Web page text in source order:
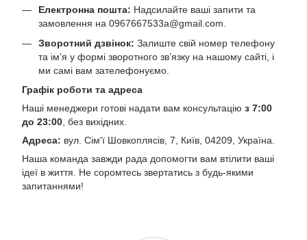
Електронна пошта: Надсилайте ваші запити та
замовлення на 0967667533a@gmail.com
Зворотний дзвінок: Залиште свій номер телефону
та ім’я у формі зворотного зв’язку на нашому сайті, і
ми самі вам зателефонуємо.
Графік роботи та адреса
Наші менеджери готові надати вам консультацію з 7:00
до 23:00 , без вихідних.
Адреса: вул. Сім'ї Шовкоплясів, 7, Київ, 04209, Україна.
Наша команда завжди рада допомогти вам втілити ваші
ідеї в життя. Не соромтесь звертатись з будь-якими
запитаннями!